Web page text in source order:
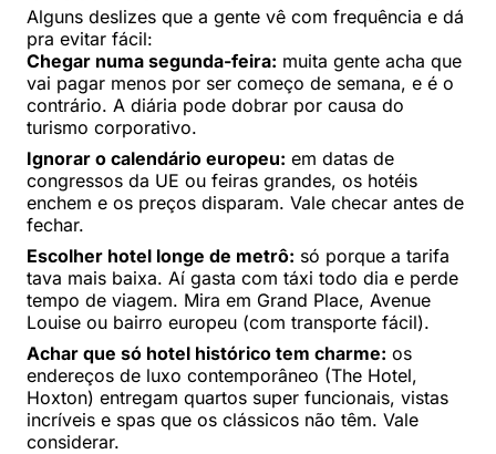
Alguns deslizes que a gente vê com frequência e dá
pra evitar fácil:
Chegar numa segunda-feira: muita gente acha que
vai pagar menos por ser começo de semana, e é o
contrário. A diária pode dobrar por causa do
turismo corporativo.
Ignorar o calendário europeu: em datas de
congressos da UE ou feiras grandes, os hotéis
enchem e os preços disparam. Vale checar antes de
fechar.
Escolher hotel longe de metrô: só porque a tarifa
tava mais baixa. Aí gasta com táxi todo dia e perde
tempo de viagem. Mira em Grand Place, Avenue
Louise ou bairro europeu (com transporte fácil).
Achar que só hotel histórico tem charme: os
endereços de luxo contemporâneo (The Hotel,
Hoxton) entregam quartos super funcionais, vistas
incríveis e spas que os clássicos não têm. Vale
considerar.